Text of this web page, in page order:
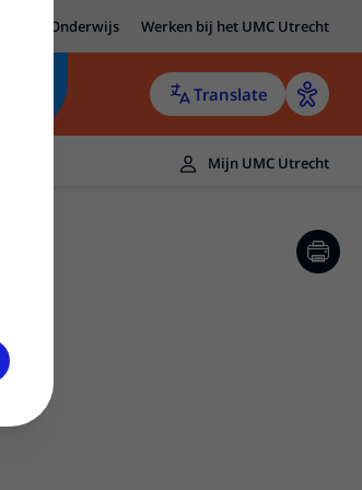
Onderwijs Werken bij het UMC Utrecht
Translate
Mijn UMC Utrecht